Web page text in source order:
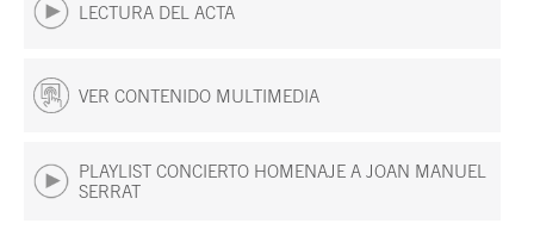
LECTURA DEL ACTA
VER CONTENIDO MULTIMEDIA
PLAYLIST CONCIERTO HOMENAJE A JOAN MANUEL
SERRAT